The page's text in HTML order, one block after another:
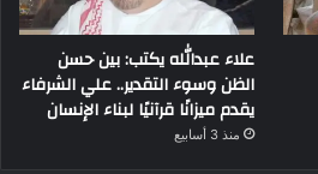
علاء عبدالله يكتب: بين حسن
الظن وسوء التقدير.. علي الشرفاء
يقدم ميزانًا قرآنيًا لبناء الإنسان
منذ 3 أسابيع